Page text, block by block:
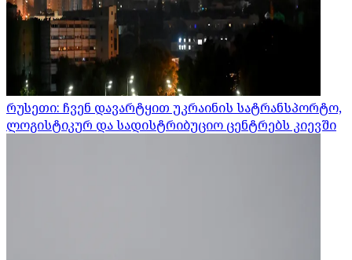
რუსეთი: ჩვენ დავარტყით უკრაინის სატრანსპორტო,
ლოგისტიკურ და სადისტრიბუციო ცენტრებს კიევში